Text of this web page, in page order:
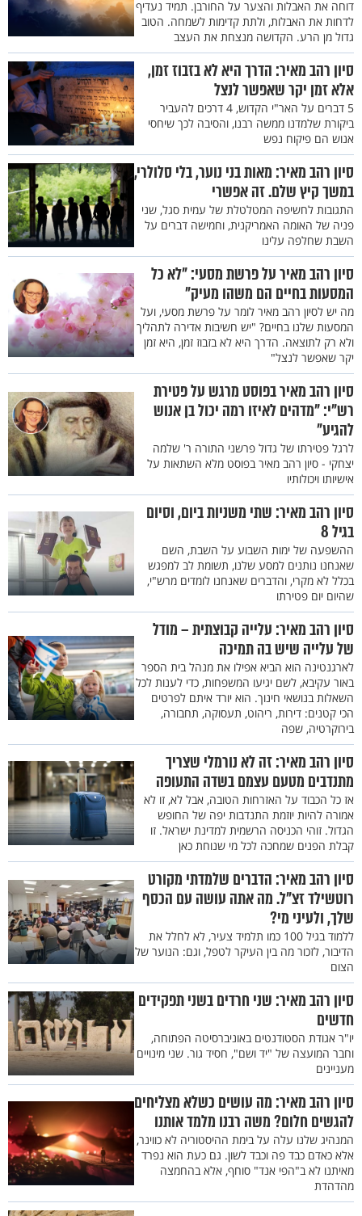
דוחה את האבלות והצער על החורבן. תמיד נעדיף
לדחות את האבלות, ולתת קדימות לשמחה. הטוב
גדול מן הרע. הקדושה מנצחת את העצב
סיון רהב מאיר: הדרך היא לא בזבוז זמן,
אלא זמן יקר שאפשר לנצל
5 דברים על האר"י הקדוש, 4 דרכים להעביר
ביקורת שלמדנו ממשה רבנו, והסיבה לכך שיחסי
אנוש הם פיקוח נפש
סיון רהב מאיר: מאות בני נוער, בלי סלולרי,
במשך קיץ שלם. זה אפשרי
התגובות לחשיפה המטלטלת של עמית סגל, שני
פניה של האומה האמריקנית, וחמישה דברים על
השבת שחלפה עלינו
סיון רהב מאיר על פרשת מסעי: "לא כל
המסעות בחיים הם משהו מעיק"
מה יש לסיון רהב מאיר לומר על פרשת מסעי, ועל
המסעות שלנו בחיים? "יש חשיבות אדירה לתהליך
ולא רק לתוצאה. הדרך היא לא בזבוז זמן, היא זמן
יקר שאפשר לנצל"
סיון רהב מאיר בפוסט מרגש על פטירת
רש"י: "מדהים לאיזו רמה יכול בן אנוש
להגיע"
לרגל פטירתו של גדול פרשני התורה ר' שלמה
יצחקי - סיון רהב מאיר בפוסט מלא השתאות על
אישיותו ויכולותיו
סיון רהב מאיר: שתי משניות ביום, וסיום
בגיל 8
ההשפעה של ימות השבוע על השבת, השם
שאנחנו נותנים למסע שלנו, תשומת לב למפגש
בכלל לא מקרי, והדברים שאנחנו לומדים מרש"י,
שהיום יום פטירתו
סיון רהב מאיר: עלייה קבוצתית – מודל
של עלייה שיש בה תמיכה
לארגנטינה הוא הביא אפילו את מנהל בית הספר
באור עקיבא, לשם יגיעו המשפחות, כדי לענות לכל
השאלות בנושאי חינוך. הוא יורד איתם לפרטים
הכי קטנים: דירות, ריהוט, תעסוקה, תחבורה,
בירוקרטיה, שפה
סיון רהב מאיר: זה לא נורמלי שצריך
מתנדבים מטעם עצמם בשדה התעופה
אז כל הכבוד על האזרחות הטובה, אבל לא, זו לא
אמורה להיות יוזמת התנדבות יפה של החופש
הגדול. זוהי הכניסה הרשמית למדינת ישראל. זו
קבלת הפנים שמחכה לכל מי שנוחת כאן
סיון רהב מאיר: הדברים שלמדתי מקורט
רוטשילד זצ"ל. מה אתה עושה עם הכסף
שלך, ולעיני מי?
ללמוד בגיל 100 כמו תלמיד צעיר, לא לחלל את
הדיבור, לזכור מה בין העיקר לטפל, וגם: הנוער של
הצום
סיון רהב מאיר: שני חרדים בשני תפקידים
חדשים
יו"ר אגודת הסטודנטים באוניברסיטה הפתוחה,
וחבר המועצה של "יד ושם", חסיד גור. שני מינויים
מעניינים
סיון רהב מאיר: מה עושים כשלא מצליחים
להגשים חלום? משה רבנו מלמד אותנו
המנהיג שלנו עלה על בימת ההיסטוריה לא כווינר,
אלא כאדם כבד פה וכבד לשון. גם כעת הוא נפרד
מאיתנו לא ב"הפי אנד" סוחף, אלא בהחמצה
מהדהדת